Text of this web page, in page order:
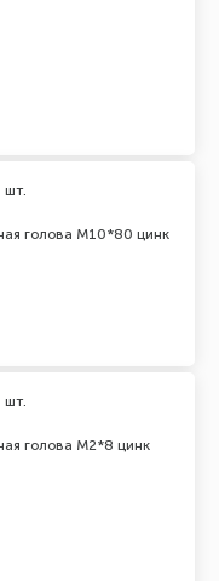
голова М10*80 цинк
шт.
голова М2*8 цинк
шт.